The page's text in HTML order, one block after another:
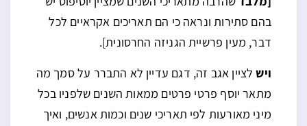
בהם סתירות ונראה כי הם תאריכים אקראיים לכל
דבר, מעין פרשיית הגניזה החרסונית].
וישלציין אגב זה, דגם עדיין לא התברר על סמך מה
מתאר יוסף פרטי פרטים ממאות השנים שלפניו בכל
מיני מאורעות לפי תאריכי שנים וכמות אנשים, ואיך